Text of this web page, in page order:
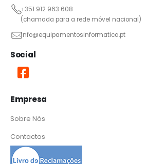
+351 912 963 608
(chamada para a rede móvel nacional)
info@equipamentosinformatica.pt
Social
Empresa
Sobre Nós
Contactos